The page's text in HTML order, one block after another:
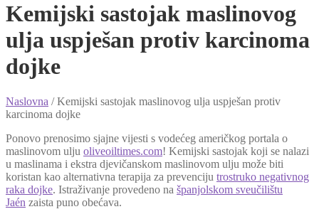
Kemijski sastojak maslinovog
ulja uspješan protiv karcinoma
dojke
Naslovna /Kemijski sastojak maslinovog ulja uspješan protiv
karcinoma dojke
Ponovo prenosimo sjajne vijesti s vodećeg američkog portala o
maslinovom ulju oliveoiltimes.com! Kemijski sastojak koji se nalazi
u maslinama i ekstra djevičanskom maslinovom ulju može biti
koristan kao alternativna terapija za prevenciju trostruko negativnog
raka dojke. Istraživanje provedeno na španjolskom sveučilištu
Jaén zaista puno obećava.